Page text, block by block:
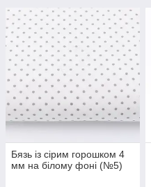
Бязь із сірим горошком 4
мм на білому фоні (№5)